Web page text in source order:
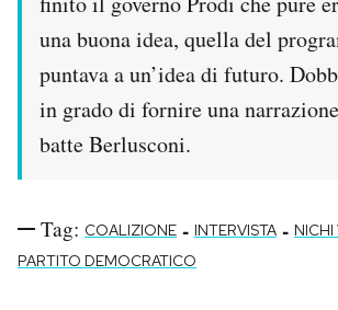
SHOP
CALENDARIO
Area Personale
Newsletter
una buona idea, quella del
puntava a un’idea di futuro.
in grado di fornire una
batte Berlusconi.
Tag: COALIZIONE - INTERVISTA -
PARTITO DEMOCRATICO